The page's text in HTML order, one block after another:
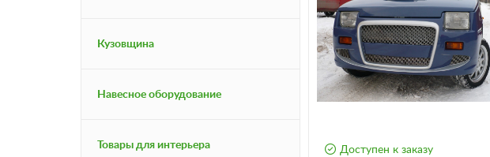
Кузовщина
Навесное оборудование
Товары для интерьера Доступен к заказу